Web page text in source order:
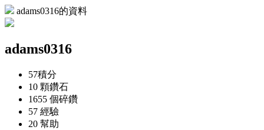
adams0316的資料
adams0316
57積分
10 顆鑽石
1655 個碎鑽
57 經驗
20 幫助